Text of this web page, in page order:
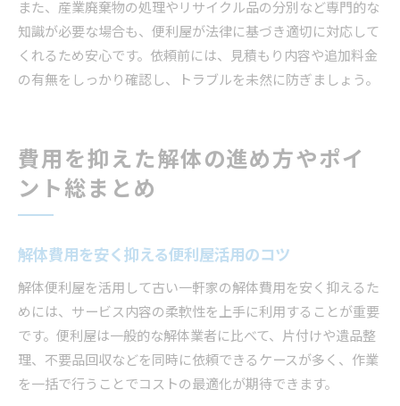
また、産業廃棄物の処理やリサイクル品の分別など専門的な
知識が必要な場合も、便利屋が法律に基づき適切に対応して
くれるため安心です。依頼前には、見積もり内容や追加料金
の有無をしっかり確認し、トラブルを未然に防ぎましょう。
費用を抑えた解体の進め方やポイ
ント総まとめ
解体費用を安く抑える便利屋活用のコツ
解体便利屋を活用して古い一軒家の解体費用を安く抑えるた
めには、サービス内容の柔軟性を上手に利用することが重要
です。便利屋は一般的な解体業者に比べて、片付けや遺品整
理、不要品回収などを同時に依頼できるケースが多く、作業
を一括で行うことでコストの最適化が期待できます。